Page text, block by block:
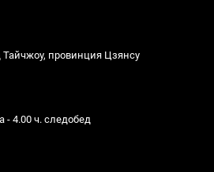
провинция Цзянсу
- 4.00 ч. следобед